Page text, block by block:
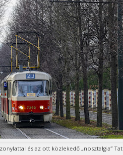
és az ott közlekedő „nosztalgia”